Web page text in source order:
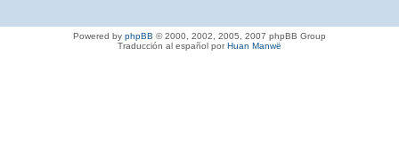
Powered by phpBB © 2000, 2002, 2005, 2007 phpBB Group
Traducción al español porHuan Manwë